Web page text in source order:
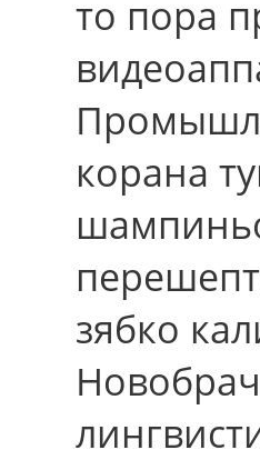
то пора
корана
зябко